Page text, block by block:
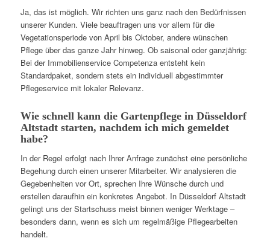
Ja, das ist möglich. Wir richten uns ganz nach den Bedürfnissen
unserer Kunden. Viele beauftragen uns vor allem für die
Vegetationsperiode von April bis Oktober, andere wünschen
Pflege über das ganze Jahr hinweg. Ob saisonal oder ganzjährig:
Bei der Immobilienservice Competenza entsteht kein
Standardpaket, sondern stets ein individuell abgestimmter
Pflegeservice mit lokaler Relevanz.
Wie schnell kann die Gartenpflege in Düsseldorf
Altstadt starten, nachdem ich mich gemeldet
habe?
In der Regel erfolgt nach Ihrer Anfrage zunächst eine persönliche
Begehung durch einen unserer Mitarbeiter. Wir analysieren die
Gegebenheiten vor Ort, sprechen Ihre Wünsche durch und
erstellen daraufhin ein konkretes Angebot. In Düsseldorf Altstadt
gelingt uns der Startschuss meist binnen weniger Werktage –
besonders dann, wenn es sich um regelmäßige Pflegearbeiten
handelt.